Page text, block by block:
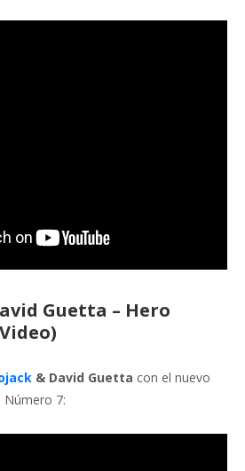
Guetta – Hero
& David Guetta con el nuevo
. Número 7: